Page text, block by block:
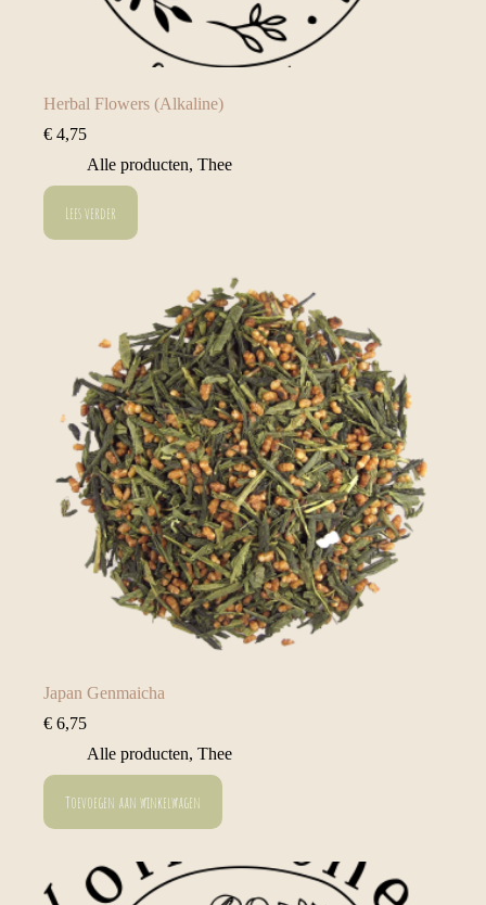
Herbal Flowers (Alkaline)
€ 4,75
Alle producten, Thee
Lees verder
Japan Genmaicha
€ 6,75
Alle producten, Thee
Toevoegen aan winkelwagen